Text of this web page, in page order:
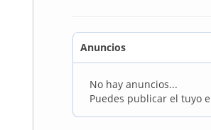
Anuncios
No hay anuncios...
Puedes publicar el tuyo